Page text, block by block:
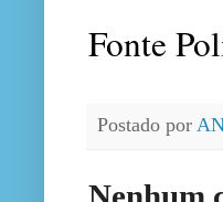
Fonte
Postado por